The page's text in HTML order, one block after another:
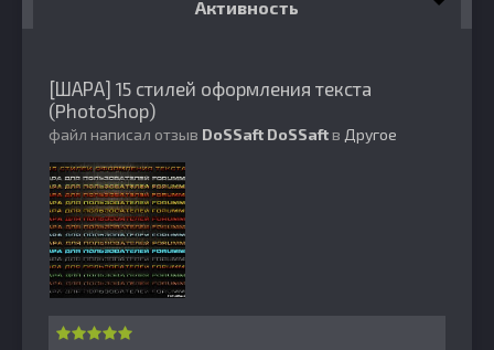
Активность
[ШАРА] 15 стилей оформления текста
(PhotoShop)
файл написал отзыв DoSSaft DoSSaftв Другое